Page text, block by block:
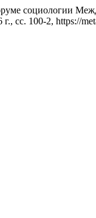
социологии
сс. 100-2, https://